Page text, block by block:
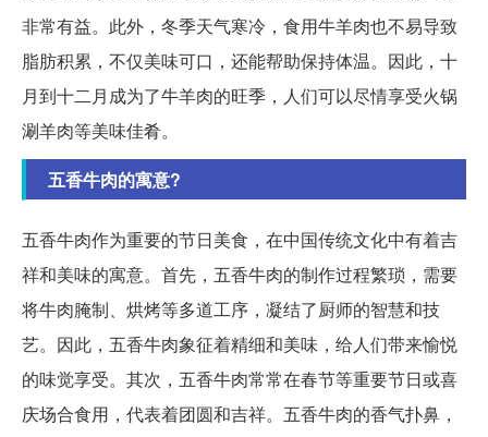
非常有益。此外，冬季天气寒冷，食用牛羊肉也不易导致
脂肪积累，不仅美味可口，还能帮助保持体温。因此，十
月到十二月成为了牛羊肉的旺季，人们可以尽情享受火锅
涮羊肉等美味佳肴。
五香牛肉的寓意?
五香牛肉作为重要的节日美食，在中国传统文化中有着吉
祥和美味的寓意。首先，五香牛肉的制作过程繁琐，需要
将牛肉腌制、烘烤等多道工序，凝结了厨师的智慧和技
艺。因此，五香牛肉象征着精细和美味，给人们带来愉悦
的味觉享受。其次，五香牛肉常常在春节等重要节日或喜
庆场合食用，代表着团圆和吉祥。五香牛肉的香气扑鼻，